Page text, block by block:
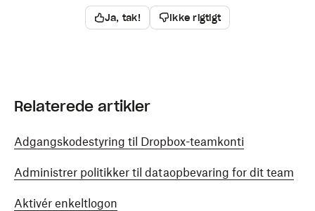
Ja, tak! Ikke rigtigt
Relaterede artikler
Adgangskodestyring til Dropbox-teamkonti
Administrer politikker til dataopbevaring for dit team
Aktivér enkeltlogon